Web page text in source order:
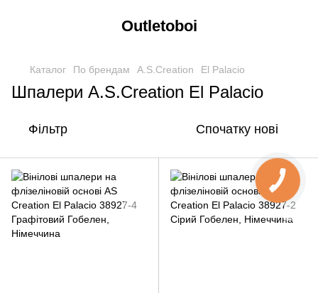
Outletoboi
Каталог По брендам A.S.Creation El Palacio
Шпалери A.S.Creation El Palacio
Фільтр Спочатку нові